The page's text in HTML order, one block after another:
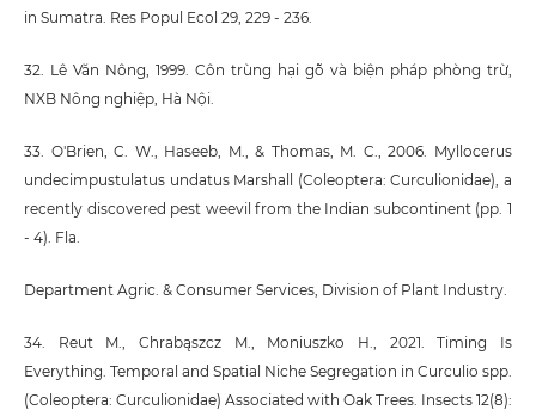
in Sumatra. Res Popul Ecol 29, 229 - 236.
32. Lê Văn Nông, 1999. Côn trùng hại gỗ và biện pháp phòng trừ,
NXB Nông nghiệp, Hà Nội.
33. O'Brien, C. W., Haseeb, M., & Thomas, M. C., 2006. Myllocerus
undecimpustulatus undatus Marshall (Coleoptera: Curculionidae), a
recently discovered pest weevil from the Indian subcontinent (pp. 1
- 4). Fla.
Department Agric. & Consumer Services, Division of Plant Industry.
34. Reut M., Chrabąszcz M., Moniuszko H., 2021. Timing Is
Everything. Temporal and Spatial Niche Segregation in Curculio spp.
(Coleoptera: Curculionidae) Associated with Oak Trees. Insects 12(8):